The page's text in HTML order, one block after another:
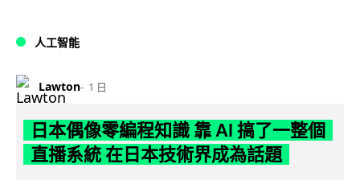
人工智能
Lawton 1 日
日本偶像零編程知識 靠 AI 搞了一整個
直播系統 在日本技術界成為話題